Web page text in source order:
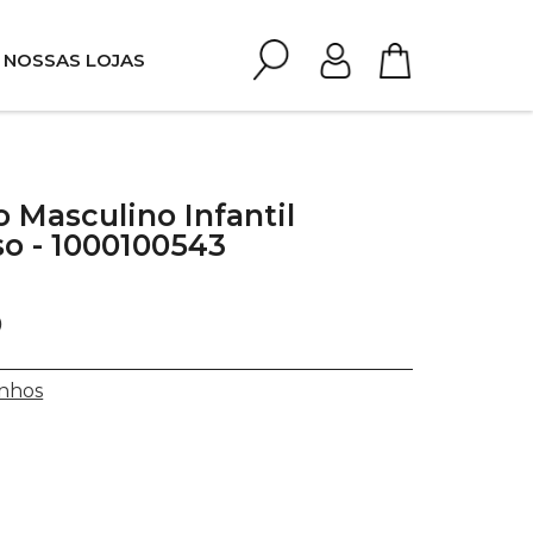
NOSSAS LOJAS
Masculino Infantil
- 1000100543